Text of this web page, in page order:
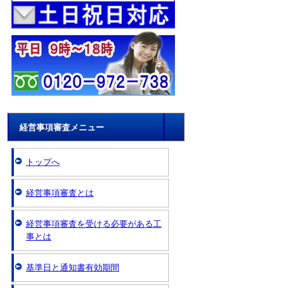
経営事項審査メニュー
トップへ
経営事項審査とは
経営事項審査を受ける必要がある工
事とは
基準日と通知書有効期間